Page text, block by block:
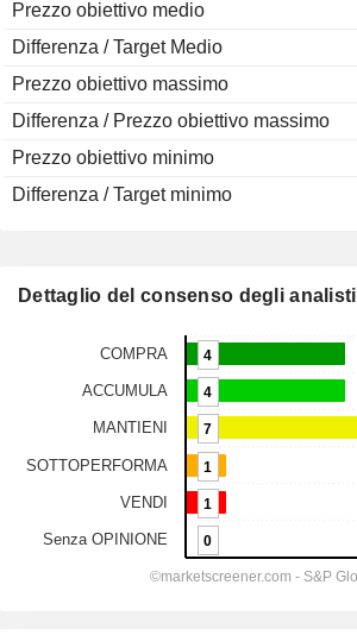
Prezzo obiettivo medio
Differenza / Target Medio
Prezzo obiettivo massimo
Differenza / Prezzo obiettivo massimo
Prezzo obiettivo minimo
Differenza / Target minimo
Dettaglio del consenso degli analisti